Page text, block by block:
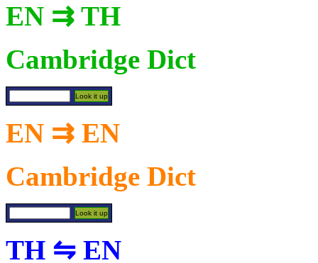
EN ⇉ TH
Cambridge Dict
EN ⇉ EN
Cambridge Dict
TH ⇋ EN